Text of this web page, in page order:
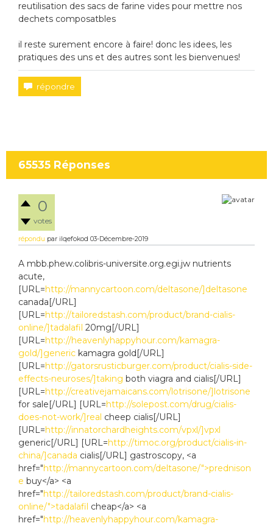
reutilisation des sacs de farine vides pour mettre nos
dechets composatbles
il reste surement encore à faire! donc les idees, les
pratiques des uns et des autres sont les bienvenues!
65535 Réponses
0
votes
répondu par ilqefokod 03-Décembre-2019
A mbb.phew.colibris-universite.org.egi.jw nutrients
acute,
[URL=http://mannycartoon.com/deltasone/]deltasone
canada[/URL]
[URL=http://tailoredstash.com/product/brand-cialis-
online/]tadalafil 20mg[/URL]
[URL=http://heavenlyhappyhour.com/kamagra-
gold/]generic kamagra gold[/URL]
[URL=http://gatorsrusticburger.com/product/cialis-side-
effects-neuroses/]taking both viagra and cialis[/URL]
[URL=http://creativejamaicans.com/lotrisone/]lotrisone
for sale[/URL] [URL=http://solepost.com/drug/cialis-
does-not-work/]real cheep cialis[/URL]
[URL=http://innatorchardheights.com/vpxl/]vpxl
generic[/URL] [URL=http://timoc.org/product/cialis-in-
china/]canada cialis[/URL] gastroscopy, <a
href="http://mannycartoon.com/deltasone/">prednison
e buy</a> <a
href="http://tailoredstash.com/product/brand-cialis-
online/">tadalafil cheap</a> <a
href="http://heavenlyhappyhour.com/kamagra-